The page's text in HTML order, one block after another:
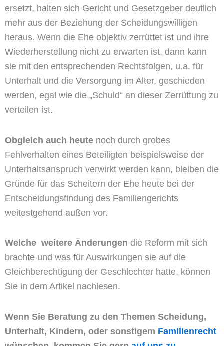
ersetzt, halten sich Gericht und Gesetzgeber deutlich
mehr aus der Beziehung der Scheidungswilligen
heraus. Wenn die Ehe objektiv zerrüttet ist und ihre
Wiederherstellung nicht zu erwarten ist, dann kann
sie mit den entsprechenden Rechtsfolgen, u.a. für
Unterhalt und die Versorgung im Alter, geschieden
werden, egal wie die „Schuld“ an dieser Zerrüttung zu
verteilen ist.
Obgleich auch heute noch durch grobes
Fehlverhalten eines Beteiligten beispielsweise der
Unterhaltsanspruch verwirkt werden kann, bleiben die
Gründe für das Scheitern der Ehe heute bei der
Entscheidungsfindung des Familiengerichts
weitestgehend außen vor.
Welche weitere Änderungen die Reform mit sich
brachte und was für Auswirkungen sie auf die
Gleichberechtigung der Geschlechter hatte, können
Sie in dem Artikel nachlesen.
Wenn Sie Beratung zu den Themen Scheidung,
Unterhalt, Kindern, oder sonstigem Familienrecht